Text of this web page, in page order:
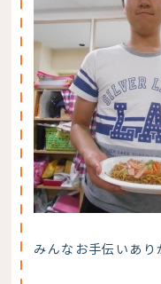
みんなお手伝いあ